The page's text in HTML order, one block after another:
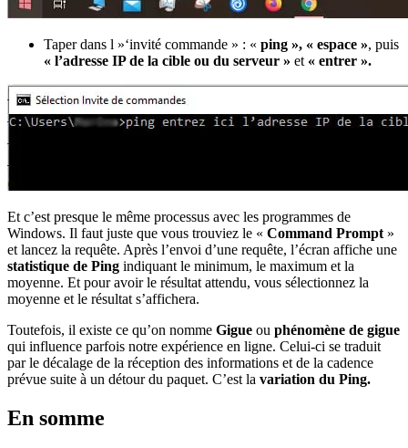
Taper dans l »‘invité commande » : « ping », « espace », puis
« l’adresse IP de la cible ou du serveur » et « entrer ».
Et c’est presque le même processus avec les programmes de
Windows. Il faut juste que vous trouviez le « Command Prompt »
et lancez la requête. Après l’envoi d’une requête, l’écran affiche une
statistique de Ping indiquant le minimum, le maximum et la
moyenne. Et pour avoir le résultat attendu, vous sélectionnez la
moyenne et le résultat s’affichera.
Toutefois, il existe ce qu’on nomme Gigue ou phénomène de gigue
qui influence parfois notre expérience en ligne. Celui-ci se traduit
par le décalage de la réception des informations et de la cadence
prévue suite à un détour du paquet. C’est la variation du Ping.
En somme